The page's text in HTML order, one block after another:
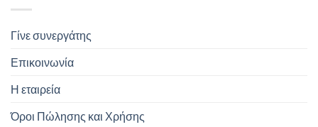
Γίνε συνεργάτης
Επικοινωνία
Η εταιρεία
Όροι Πώλησης και Χρήσης